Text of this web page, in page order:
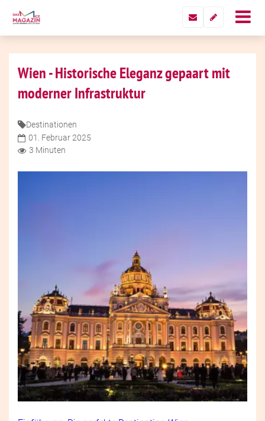
Wien - Historische Eleganz gepaart mit
moderner Infrastruktur
Destinationen
01. Februar 2025
3 Minuten